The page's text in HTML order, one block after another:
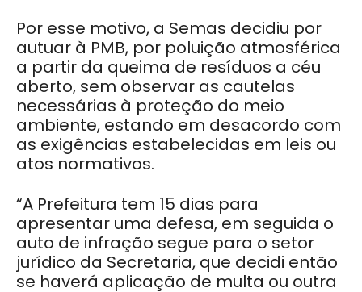
Por esse motivo, a Semas decidiu por
autuar à PMB, por poluição atmosférica
a partir da queima de resíduos a céu
aberto, sem observar as cautelas
necessárias à proteção do meio
ambiente, estando em desacordo com
as exigências estabelecidas em leis ou
atos normativos.
“A Prefeitura tem 15 dias para
apresentar uma defesa, em seguida o
auto de infração segue para o setor
jurídico da Secretaria, que decidi então
se haverá aplicação de multa ou outra